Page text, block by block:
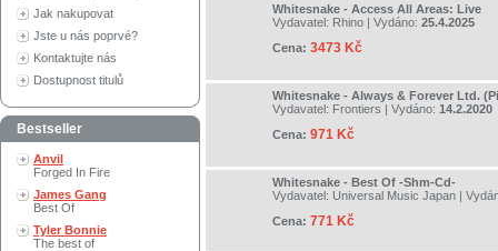
Jak nakupovat
Jste u nás poprvé?
Kontaktujte nás
Dostupnost titulů
Bestseller
Anvil
Forged In Fire
James Gang
Best Of
Tyler Bonnie
The best of
Whitesnake - Access All Areas: Live
Vydavatel: Rhino | Vydáno: 25.4.2025
Cena: 3473 Kč
Whitesnake - Always & Forever Ltd.
Vydavatel: Frontiers | Vydáno: 14.2.2020
Cena: 971 Kč
Whitesnake - Best Of -Shm-Cd-
Vydavatel: Universal Music Japan |
Cena: 771 Kč